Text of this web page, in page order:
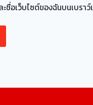
ชื่อเว็บไซต์ของฉันบนเบรา